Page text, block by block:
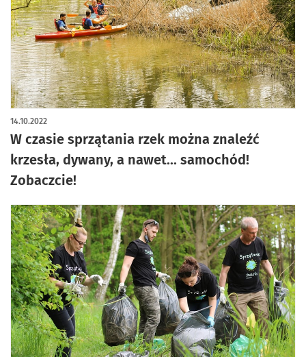
W czasie sprzątania rzek można znaleźć
krzesła, dywany, a nawet... samochód!
Zobaczcie!
14.10.2022
artykuł z galerią zdjęć